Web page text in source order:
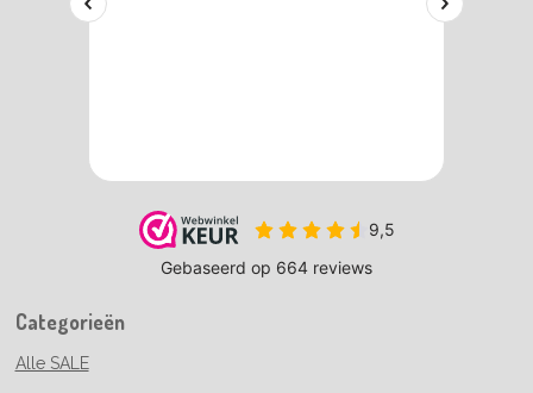
Categorieën
Alle SALE